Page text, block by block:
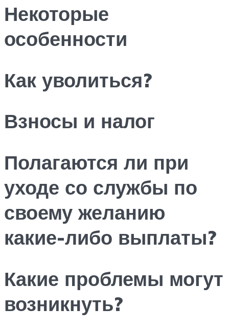
Некоторые
особенности
Как уволиться?
Взносы и налог
Полагаются ли при
уходе со службы по
своему желанию
какие-либо выплаты?
Какие проблемы могут
возникнуть?